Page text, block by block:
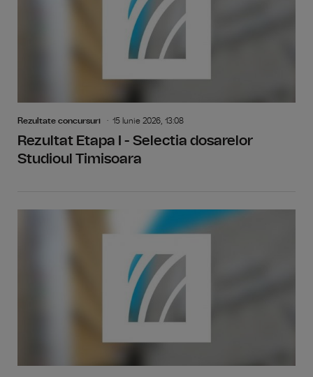
Rezultate concursuri 15 Iunie 2026, 13:08
Rezultat Etapa I - Selectia dosarelor
Studioul Timisoara